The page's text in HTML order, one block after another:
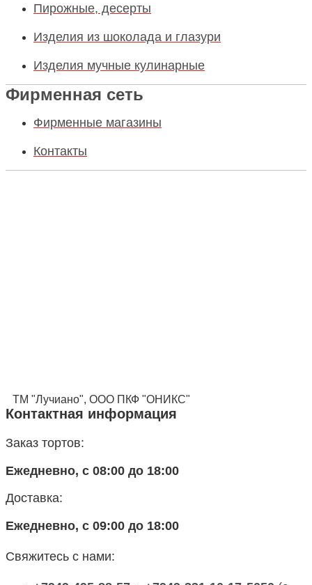
Пирожные, десерты
Изделия из шоколада и глазури
Изделия мучные кулинарные
Фирменная сеть
Фирменные магазины
Контакты
ТМ "Лучиано", ООО ПКФ "ОНИКС"
Контактная информация
Заказ тортов:
Ежедневно, с 08:00 до 18:00
Доставка:
Ежедневно, с 09:00 до 18:00
Свяжитесь с нами: